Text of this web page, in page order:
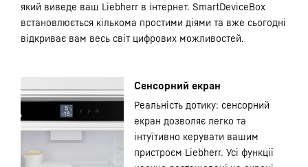
який виведе ваш Liebherr в інтернет. SmartDeviceBox
встановлюється кількома простими діями та вже сьогодні
відкриває вам весь світ цифрових можливостей.
Сенсорний екран
Реальність дотику: сенсорний
екран дозволяє легко та
інтуїтивно керувати вашим
пристроєм Liebherr. Усі функції